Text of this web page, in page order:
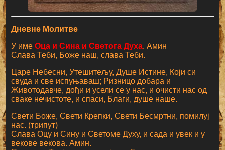
Дневне Молитве
У имеОца и Сина и Светога Духа. Амин
Слава Теби, Боже наш, слава Теби.
Царе Небесни, Утешитељу, Душе Истине, Који си
свуда и све испуњаваш; Ризницо добара и
Животодавче, дођи и усели се у нас, и очисти нас од
сваке нечистоте, и спаси, Благи, душе наше.
Свети Боже, Свети Крепки, Свети Бесмртни, помилуј
нас. (трипут)
Слава Оцу и Сину и Светоме Духу, и сада и увек и у
векове векова. Амин.